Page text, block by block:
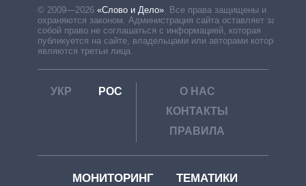
© 2009—2026 «Слово и Дело» Все права защищены и
охраняются законом. Администрация сайта оставляет за
собой право не соглашаться с информацией, которая
публикуется на сайте, владельцами или авторами которой
являются третьи лица.
УКР РОС
О НАС
КОНТАКТЫ
ПРАВИЛА
МОНИТОРИНГ ТЕМАТИКИ